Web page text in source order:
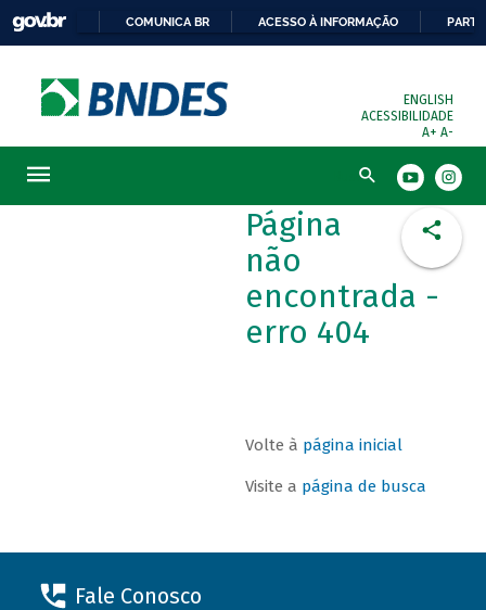
COMUNICA BR ACESSO À INFORMAÇÃO
ENGLISH
ACESSIBILIDADE
A+ A-
Busca
Página
não
encontrada -
erro 404
Volte à página inicial
Visite a página de busca
Fale Conosco